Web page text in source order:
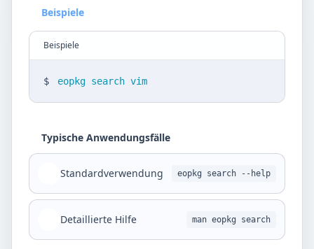
Beispiele
Beispiele
$ eopkg search vim
Typische Anwendungsfälle
Standardverwendung eopkg search --help
Detaillierte Hilfe man eopkg search